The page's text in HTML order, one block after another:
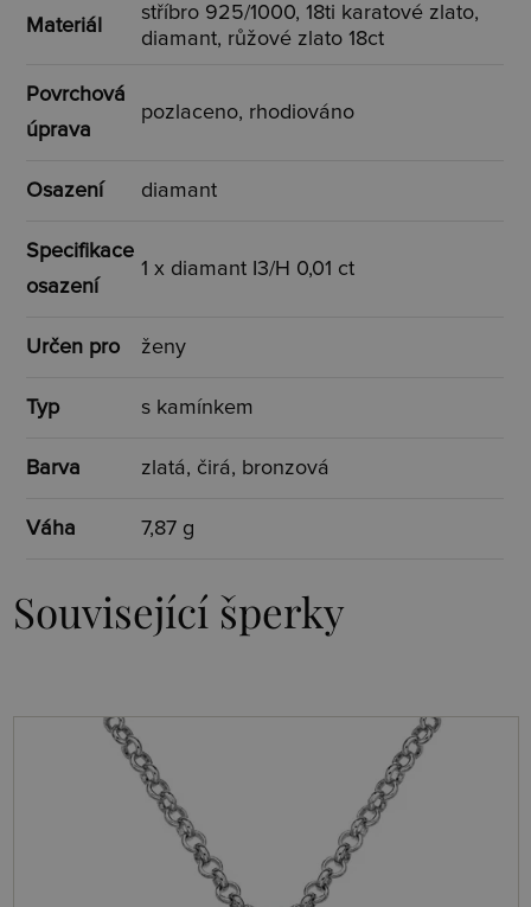
Materiál
stříbro 925/1000, 18ti karatové zlato,
diamant, růžové zlato 18ct
Povrchová
úprava
pozlaceno, rhodiováno
Osazení diamant
Specifikace
osazení
1 x diamant I3/H 0,01 ct
Určen pro ženy
Typ s kamínkem
Barva zlatá, čirá, bronzová
Váha 7,87 g
Související šperky